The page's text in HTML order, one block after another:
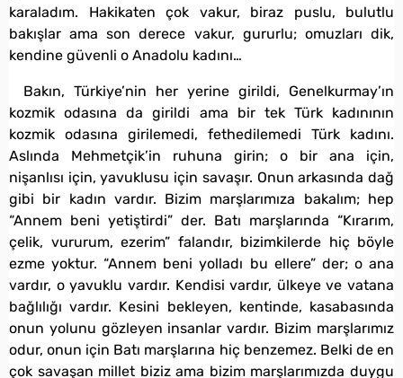
karaladım. Hakikaten çok vakur, biraz puslu, bulutlu
bakışlar ama son derece vakur, gururlu; omuzları dik,
kendine güvenli o Anadolu kadını…
Bakın, Türkiye’nin her yerine girildi, Genelkurmay’ın
kozmik odasına da girildi ama bir tek Türk kadınının
kozmik odasına girilemedi, fethedilemedi Türk kadını.
Aslında Mehmetçik’in ruhuna girin; o bir ana için,
nişanlısı için, yavuklusu için savaşır. Onun arkasında dağ
gibi bir kadın vardır. Bizim marşlarımıza bakalım; hep
“Annem beni yetiştirdi” der. Batı marşlarında “Kırarım,
çelik, vururum, ezerim” falandır, bizimkilerde hiç böyle
ezme yoktur. “Annem beni yolladı bu ellere” der; o ana
vardır, o yavuklu vardır. Kendisi vardır, ülkeye ve vatana
bağlılığı vardır. Kesini bekleyen, kentinde, kasabasında
onun yolunu gözleyen insanlar vardır. Bizim marşlarımız
odur, onun için Batı marşlarına hiç benzemez. Belki de en
çok savaşan millet biziz ama bizim marşlarımızda duygu